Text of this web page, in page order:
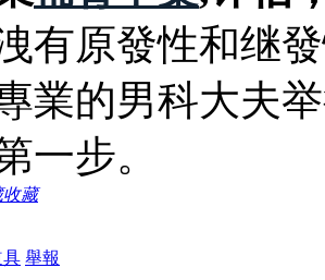
有原發性和继
業的男科大夫
一步。
收藏
具 舉報